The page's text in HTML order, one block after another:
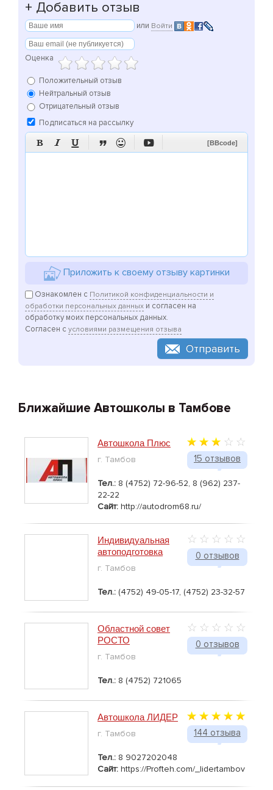
+ Добавить отзыв
или Войти
Оценка
Положительный отзыв
Нейтральный отзыв
Отрицательный отзыв
Подписаться на рассылку
      [BBcode]
Приложить к своему отзыву картинки
Ознакомлен с Политикой конфиденциальности и
обработки персональных данных и согласен на
обработку моих персональных данных.
Согласен с условиями размещения отзыва
Отправить
Ближайшие Автошколы в Тамбове
15 отзывов
Автошкола Плюс
г. Тамбов
Тел.: 8 (4752) 72-96-52, 8 (962) 237-
22-22
Сайт: http://autodrom68.ru/
0 отзывов
Индивидуальная
автоподготовка
г. Тамбов
Тел.: (4752) 49-05-17, (4752) 23-32-57
0 отзывов
Областной совет
РОСТО
г. Тамбов
Тел.: 8 (4752) 721065
144 отзыва
Автошкола ЛИДЕР
г. Тамбов
Тел.: 8 9027202048
Сайт: https://Profteh.com/_lidertambov